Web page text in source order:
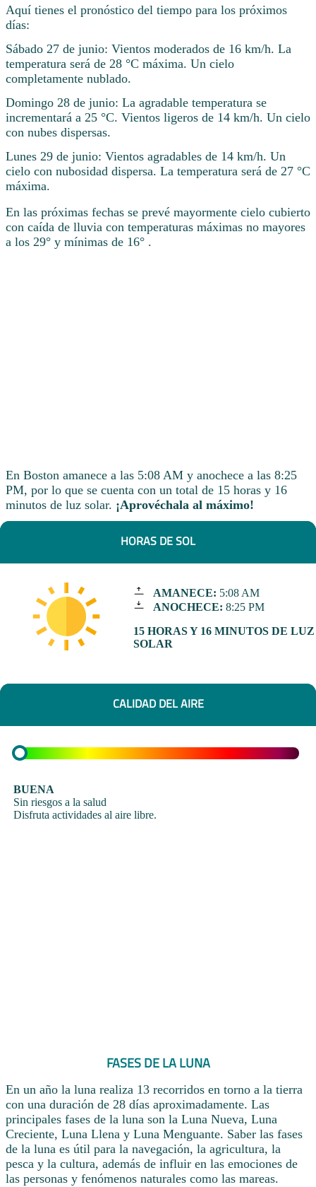
Aquí tienes el pronóstico del tiempo para los próximos
días:
Sábado 27 de junio: Vientos moderados de 16 km/h. La
temperatura será de 28 °C máxima. Un cielo
completamente nublado.
Domingo 28 de junio: La agradable temperatura se
incrementará a 25 °C. Vientos ligeros de 14 km/h. Un cielo
con nubes dispersas.
Lunes 29 de junio: Vientos agradables de 14 km/h. Un
cielo con nubosidad dispersa. La temperatura será de 27 °C
máxima.
En las próximas fechas se prevé mayormente cielo cubierto
con caída de lluvia con temperaturas máximas no mayores
a los 29° y mínimas de 16° .
En Boston amanece a las 5:08 AM y anochece a las 8:25
PM, por lo que se cuenta con un total de 15 horas y 16
minutos de luz solar. ¡Aprovéchala al máximo!
HORAS DE SOL
AMANECE: 5:08 AM
ANOCHECE: 8:25 PM
15 HORAS Y 16 MINUTOS DE LUZ
SOLAR
CALIDAD DEL AIRE
BUENA
Sin riesgos a la salud
Disfruta actividades al aire libre.
FASES DE LA LUNA
En un año la luna realiza 13 recorridos en torno a la tierra
con una duración de 28 días aproximadamente. Las
principales fases de la luna son la Luna Nueva, Luna
Creciente, Luna Llena y Luna Menguante. Saber las fases
de la luna es útil para la navegación, la agricultura, la
pesca y la cultura, además de influir en las emociones de
las personas y fenómenos naturales como las mareas.